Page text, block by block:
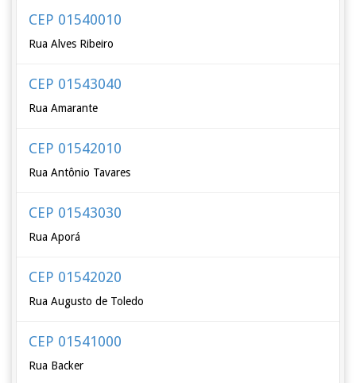
CEP 01540010
Rua Alves Ribeiro
CEP 01543040
Rua Amarante
CEP 01542010
Rua Antônio Tavares
CEP 01543030
Rua Aporá
CEP 01542020
Rua Augusto de Toledo
CEP 01541000
Rua Backer